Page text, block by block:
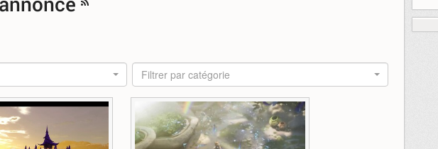
Filtrer par catégorie